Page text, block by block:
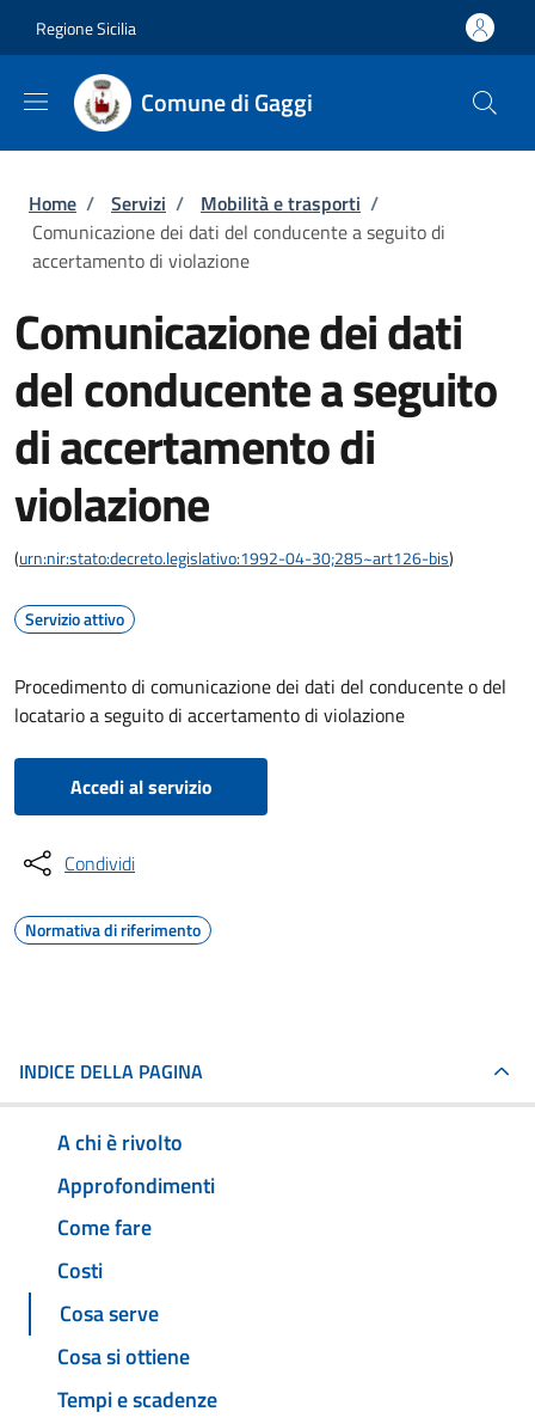
Regione Sicilia
Comune di Gaggi
Briciole di pane
Home / Servizi / Mobilità e trasporti /
Comunicazione dei dati del conducente a seguito di
accertamento di violazione
Comunicazione dei dati
del conducente a seguito
di accertamento di
violazione
(urn:nir:stato:decreto.legislativo:1992-04-30;285~art126-bis)
Servizio attivo
Procedimento di comunicazione dei dati del conducente o del
locatario a seguito di accertamento di violazione
Accedi al servizio
Condividi
Normativa di riferimento
INDICE DELLA PAGINA
A chi è rivolto
Approfondimenti
Come fare
Costi
Cosa serve
Cosa si ottiene
Tempi e scadenze